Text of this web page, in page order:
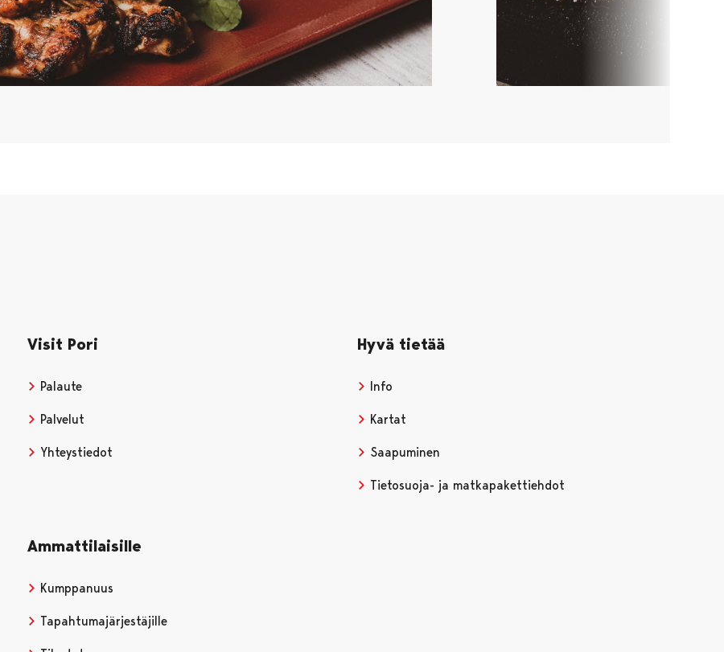
Visit Pori
Palaute
Palvelut
Yhteystiedot
Hyvä tietää
Info
Kartat
Saapuminen
Tietosuoja- ja matkapakettiehdot
Ammattilaisille
Kumppanuus
Tapahtumajärjestäjille